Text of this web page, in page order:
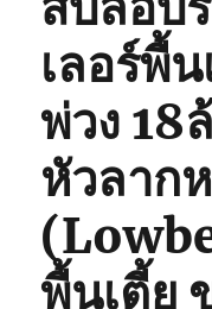
เลอร์พื้
พ่วง 18
หัวลาก
พื้นเตี้ย